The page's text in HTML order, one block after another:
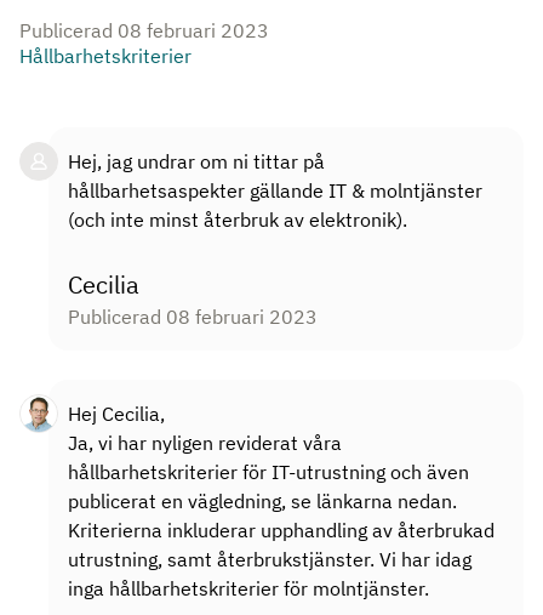
Publicerad 08 februari 2023
Hållbarhetskriterier
Hej, jag undrar om ni tittar på
hållbarhetsaspekter gällande IT & molntjänster
(och inte minst återbruk av elektronik).
Cecilia
Publicerad 08 februari 2023
Hej Cecilia,
Ja, vi har nyligen reviderat våra
hållbarhetskriterier för IT-utrustning och även
publicerat en vägledning, se länkarna nedan.
Kriterierna inkluderar upphandling av återbrukad
utrustning, samt återbrukstjänster. Vi har idag
inga hållbarhetskriterier för molntjänster.